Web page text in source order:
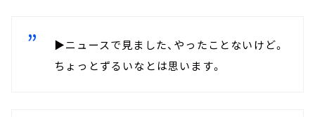
▶ニュースで見ました、やったことないけど。
ちょっとずるいなとは思います。